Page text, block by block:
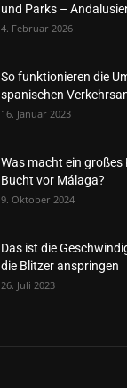
und Parks –
4. Februar 2026
So funktionieren die
spanischen
16. Januar 2023
Was macht ein
Bucht vor Málaga?
9. Oktober 2024
Das ist die
die Blitzer anspringen
26. Juli 2023